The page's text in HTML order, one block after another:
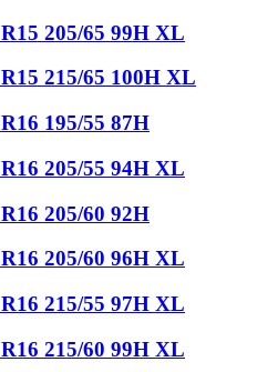
R15 205/65 99H XL
R15 215/65 100H XL
R16 195/55 87H
R16 205/55 94H XL
R16 205/60 92H
R16 205/60 96H XL
R16 215/55 97H XL
R16 215/60 99H XL